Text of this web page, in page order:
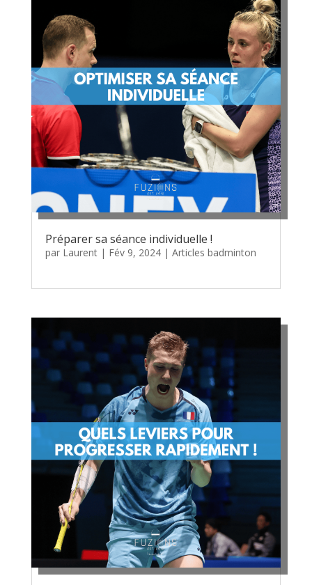
Préparer sa séance individuelle !
par Laurent| Fév 9, 2024| Articles badminton